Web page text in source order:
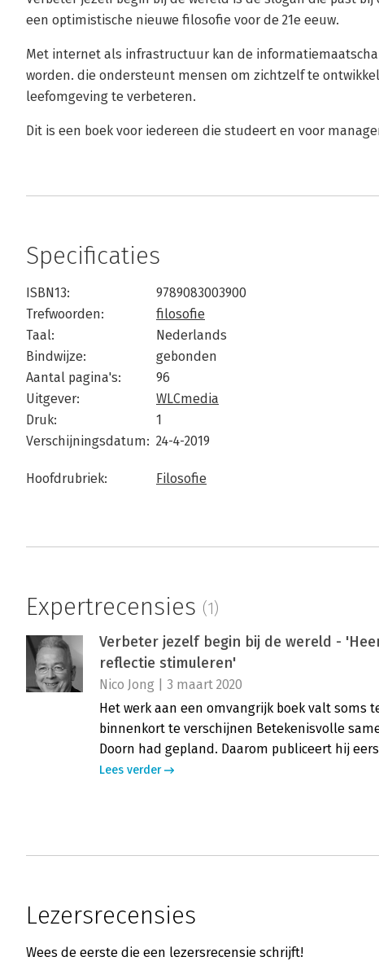
een optimistische nieuwe filosofie voor de 21e eeuw.
Met internet als infrastructuur kan de
worden. die ondersteunt mensen om zichtzelf te
leefomgeving te verbeteren.
Dit is een boek voor iedereen die studeert en voor
Specificaties
ISBN13:
9789083003900
Trefwoorden:
filosofie
Taal:
Nederlands
Bindwijze:
gebonden
Aantal pagina's:
96
Uitgever:
WLCmedia
Druk:
1
Verschijningsdatum: 24-4-2019
Hoofdrubriek: Filosofie
Expertrecensies (1)
Verbeter jezelf begin bij de wereld -
reflectie stimuleren'
Nico Jong | 3 maart 2020
Het werk aan een omvangrijk boek valt soms
binnenkort te verschijnen Betekenisvolle
Doorn had gepland. Daarom publiceert hij
Lees verder
Lezersrecensies
Wees de eerste die een lezersrecensie schrijft!